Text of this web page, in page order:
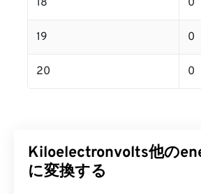
18 0
19 0
20 0
Kiloelectronvolts他の
に変換する